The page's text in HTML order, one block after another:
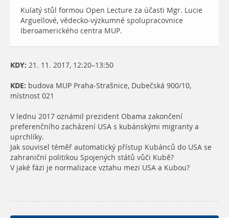
Kulatý stůl formou Open Lecture za účasti Mgr. Lucie
Arguellové, vědecko-výzkumné spolupracovnice
Iberoamerického centra MUP.
KDY: 21. 11. 2017, 12:20–13:50
KDE: budova MUP Praha-Strašnice, Dubečská 900/10,
místnost 021
V lednu 2017 oznámil prezident Obama zakončení
preferenčního zacházení USA s kubánskými migranty a
uprchlíky.
Jak souvisel téměř automatický přístup Kubánců do USA se
zahraniční politikou Spojených států vůči Kubě?
V jaké fázi je normalizace vztahu mezi USA a Kubou?